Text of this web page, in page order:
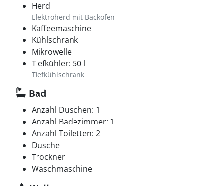
Herd
Elektroherd mit Backofen
Kaffeemaschine
Kühlschrank
Mikrowelle
Tiefkühler: 50 l
Tiefkühlschrank
Bad
Anzahl Duschen: 1
Anzahl Badezimmer: 1
Anzahl Toiletten: 2
Dusche
Trockner
Waschmaschine